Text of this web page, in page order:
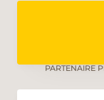
PARTENAIRE